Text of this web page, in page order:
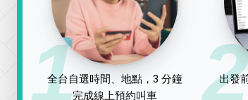
1
全台自選時間、地點，3 分鐘
完成線上預約叫車
出發